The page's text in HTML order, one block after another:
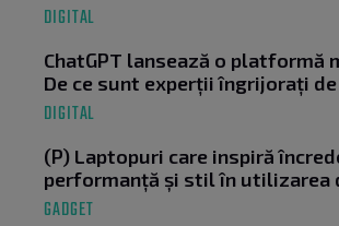
DIGITAL
ChatGPT lansează o platformă
De ce sunt experții îngrijorați
DIGITAL
(P) Laptopuri care inspiră
performanță și stil în utilizarea
GADGET